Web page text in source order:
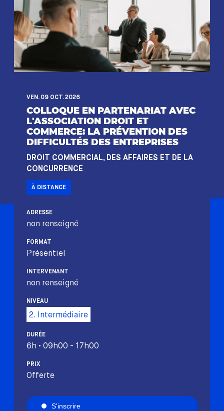
VEN. 09 OCT. 2026
COLLOQUE EN PARTENARIAT AVEC
L'ASSOCIATION DROIT ET
COMMERCE: LA PRÉVENTION DES
DIFFICULTÉS DES ENTREPRISES
DROIT COMMERCIAL, DES AFFAIRES ET DE LA
CONCURRENCE
À DISTANCE
ADRESSE
non renseigné
FORMAT
Présentiel
INTERVENANT
non renseigné
NIVEAU
2. Intermédiaire
DURÉE
6h • 09h00 - 17h00
PRIX
Offerte
S'inscrire